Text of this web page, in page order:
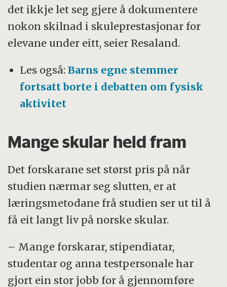
det ikkje let seg gjere å dokumentere
nokon skilnad i skuleprestasjonar for
elevane under eitt, seier Resaland.
Les også:Barns egne stemmer
fortsatt borte i debatten om fysisk
aktivitet
Mange skular held fram
Det forskarane set størst pris på når
studien nærmar seg slutten, er at
læringsmetodane frå studien ser ut til å
få eit langt liv på norske skular.
– Mange forskarar, stipendiatar,
studentar og anna testpersonale har
gjort ein stor jobb for å gjennomføre